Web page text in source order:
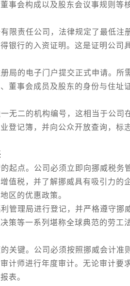
事会构成以及股东会议事规则等
责任公司，法律规定了最低注
银行的入资证明。这是证明公司
的电子门户提交正式申请。所
董事会成员及股东的身份与住址
二的机构编号，这相当于公司
登记簿，并向公众开放查询，标
点。公司必须立即向挪威税务
值税，并了解挪威具有吸引力的
区的优惠政策。
理局进行登记，并严格遵守挪
策等一系列堪称全球典范的劳工
键。公司必须按照挪威会计准
计师进行年度审计。无论审计要
表。